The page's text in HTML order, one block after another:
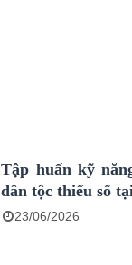
Tập huấn kỹ
dân tộc thiểu số
23/06/2026